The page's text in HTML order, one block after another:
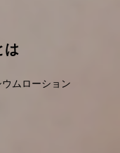
は
ムローション